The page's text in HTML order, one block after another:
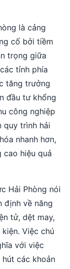
là cảng
cố bởi tiềm
trọng giữa
tỉnh phía
tăng trưởng
đầu tư khổng
công nghiệp
quy trình hải
nhanh hơn,
cao hiệu quả
Hải Phòng nói
định về năng
tử, dệt may,
Việc chú
với việc
các khoản